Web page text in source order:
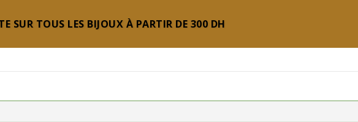
SUR TOUS LES BIJOUX À PARTIR DE 300 DH